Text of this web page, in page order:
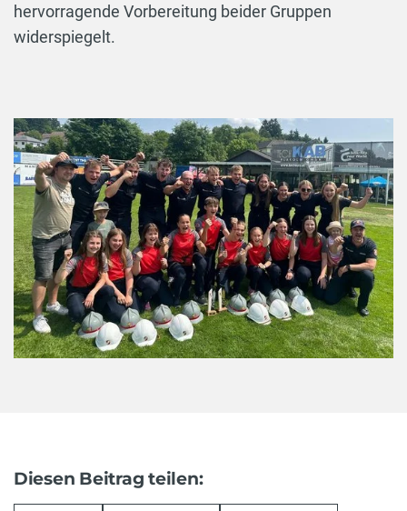
hervorragende Vorbereitung beider Gruppen
widerspiegelt.
Diesen Beitrag teilen: